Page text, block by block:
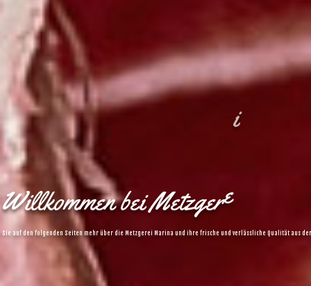
WillkommenbeiMetzgerei
Sie auf den folgenden Seiten mehr über die Metzgerei Marina und ihre frische und verlässliche Qualität aus